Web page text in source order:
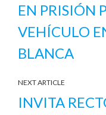
EN PRISIÓN
VEHÍCULO
BLANCA
NEXT ARTICLE
INVITA